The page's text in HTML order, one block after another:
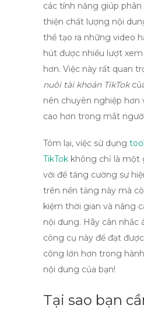
các tính năng giúp phân
thiện chất lượng nội
thể tạo ra những video
hút được nhiều lượt
hơn. Việc này rất quan
nuôi tài khoản TikTok
nên chuyên nghiệp hơn
cao hơn trong mắt
Tóm lại, việc sử dụng
TikTok không chỉ là một
vời để tăng cường sự
trên nền tảng này mà
kiệm thời gian và nâng
nội dung. Hãy cân nhắc
công cụ này để đạt
công lớn hơn trong
nội dung của bạn!
Tại sao bạn